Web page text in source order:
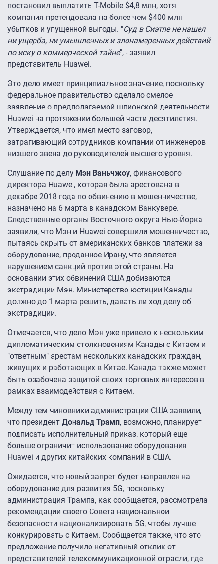
постановил выплатить T-Mobile $4,8 млн, хотя
компания претендовала на более чем $400 млн
убытков и упущенной выгоды. "Суд в Сиэтле не нашел
ни ущерба, ни умышленных и злонамеренных действий
по иску о коммерческой тайне", - заявил
представитель Huawei.
Это дело имеет принципиальное значение, поскольку
федеральное правительство сделало смелое
заявление о предполагаемой шпионской деятельности
Huawei на протяжении большей части десятилетия.
Утверждается, что имел место заговор,
затрагивающий сотрудников компании от инженеров
низшего звена до руководителей высшего уровня.
Слушание по делу Мэн Ваньчжоу, финансового
директора Huawei, которая была арестована в
декабре 2018 года по обвинению в мошенничестве,
назначено на 6 марта в канадском Ванкувере.
Следственные органы Восточного округа Нью-Йорка
заявили, что Мэн и Huawei совершили мошенничество,
пытаясь скрыть от американских банков платежи за
оборудование, проданное Ирану, что является
нарушением санкций против этой страны. На
основании этих обвинений США добиваются
экстрадиции Мэн. Министерство юстиции Канады
должно до 1 марта решить, давать ли ход делу об
экстрадиции.
Отмечается, что дело Мэн уже привело к нескольким
дипломатическим столкновениям Канады с Китаем и
"ответным" арестам нескольких канадских граждан,
живущих и работающих в Китае. Канада также может
быть озабочена защитой своих торговых интересов в
рамках взаимодействия с Китаем.
Между тем чиновники администрации США заявили,
что президент Дональд Трамп, возможно, планирует
подписать исполнительный приказ, который еще
больше ограничит использование оборудования
Huawei и других китайских компаний в США.
Ожидается, что новый запрет будет направлен на
оборудование для развития 5G, поскольку
администрация Трампа, как сообщается, рассмотрела
рекомендации своего Совета национальной
безопасности национализировать 5G, чтобы лучше
конкурировать с Китаем. Сообщается также, что это
предложение получило негативный отклик от
представителей телекоммуникационной отрасли, где